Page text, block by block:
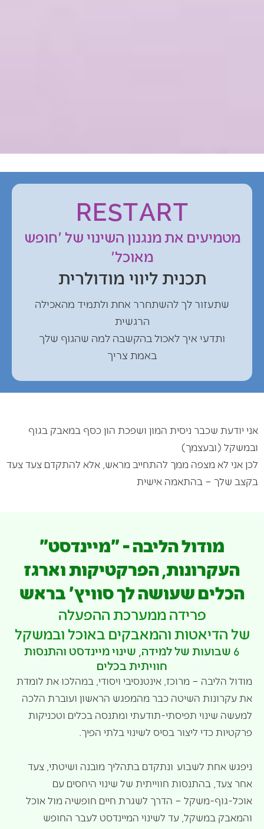
RESTART
מטמיעים את מנגנון השינוי של 'חופש
מאוכל'
תכנית ליווי מודולרית
שתעזור לך להשתחרר אחת ולתמיד מהאכילה
הרגשית
ותדעי איך לאכול בהקשבה למה שהגוף שלך
באמת צריך
אני יודעת שכבר ניסית המון ושפכת הון כסף במאבק בגוף
ובמשקל (ובעצמך)
לכן אני לא מצפה ממך להתחייב מראש, אלא להתקדם צעד צעד
בקצב שלך – בהתאמה אישית
מודול הליבה - "מיינדסט"
העקרונות, הפרקטיקות וארגז
הכלים שעושה לך סוויץ' בראש
פרידה ממערכת ההפעלה
של הדיאטות והמאבקים באוכל ובמשקל
6 שבועות של למידה, שינוי מיינדסט והתנסות
חוויתית בכלים
מודול הליבה – מרוכז, אינטנסיבי ויסודי, במהלכו את לומדת
את עקרונות השיטה כבר מהמפגש הראשון ועוברת הלכה
למעשה שינוי תפיסתי-תודעתי ומתנסה בכלים וטכניקות
פרקטיות כדי ליצור בסיס לשינוי בלתי הפיך.
ניפגש אחת לשבוע ונתקדם בתהליך מובנה ושיטתי, צעד
אחר צעד, בהתנסות חווייתית של שינוי היחסים עם
אוכל-גוף-משקל – הדרך לשגרת חיים חופשיה מול אוכל
והמאבק במשקל, עד לשינוי המיינדסט לעבר החופש